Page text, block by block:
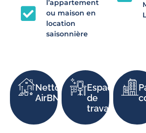
l’appartement
ou maison en
location
saisonnière
Nettoyage
AirBNB
Espaces
de
travail